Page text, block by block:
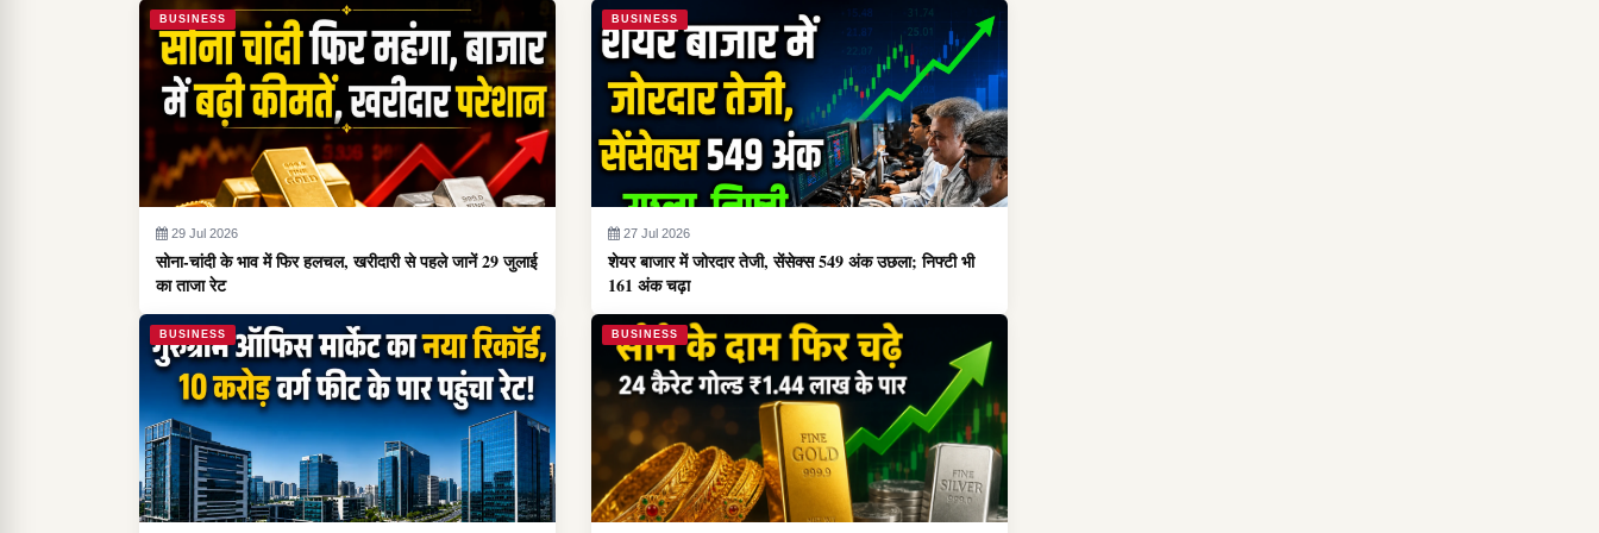
BUSINESS
29 Jul 2026
सोना-चांदी के भाव में फिर हलचल, खरीदारी से पहले जानें 29 जुलाई
का ताजा रेट
BUSINESS
27 Jul 2026
शेयर बाजार में जोरदार तेजी, सेंसेक्स 549 अंक उछला; निफ्टी भी
161 अंक चढ़ा
BUSINESS BUSINESS